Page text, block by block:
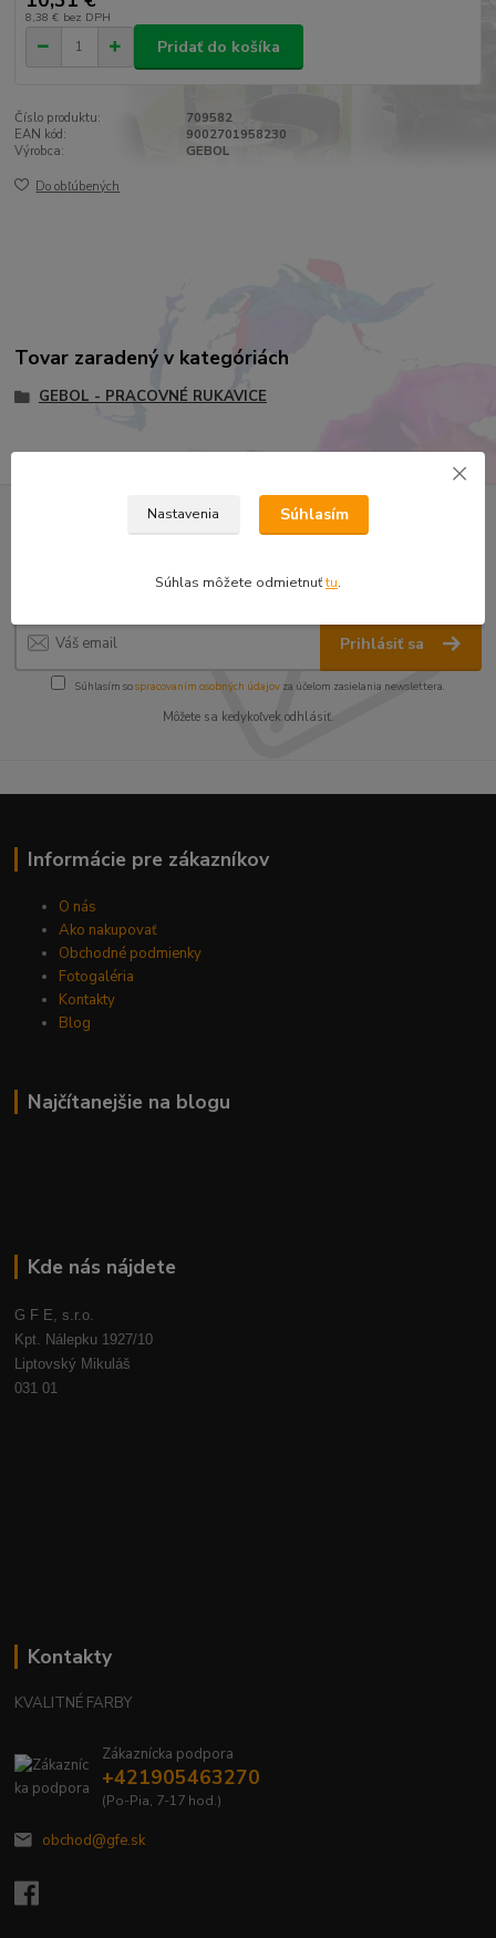
8,38 € bez DPH
Pridať do košíka
Číslo produktu:
709582
EAN kód:
9002701958230
Výrobca:
GEBOL
Do obľúbených
Tovar zaradený v kategóriách
GEBOL - PRACOVNÉ RUKAVICE
Nepremeškajte novinky, akcie a
zľavy!
Prihlásiť sa
Súhlasím sospracovaním osobných údajov za účelom zasielania newslettera.
Môžete sa kedykoľvek odhlásiť.
Informácie pre zákazníkov
O nás
Ako nakupovať
Obchodné podmienky
Fotogaléria
Kontakty
Blog
Najčítanejšie na blogu
Kde nás nájdete
G F E, s.r.o.
Kpt. Nálepku 1927/10
Liptovský Mikuláš
031 01
Kontakty
KVALITNÉ FARBY
Zákaznícka podpora
+421905463270
(Po-Pia, 7-17 hod.)
obchod@gfe.sk
Nastavenia Súhlasím
Súhlas môžete odmietnuťtu.